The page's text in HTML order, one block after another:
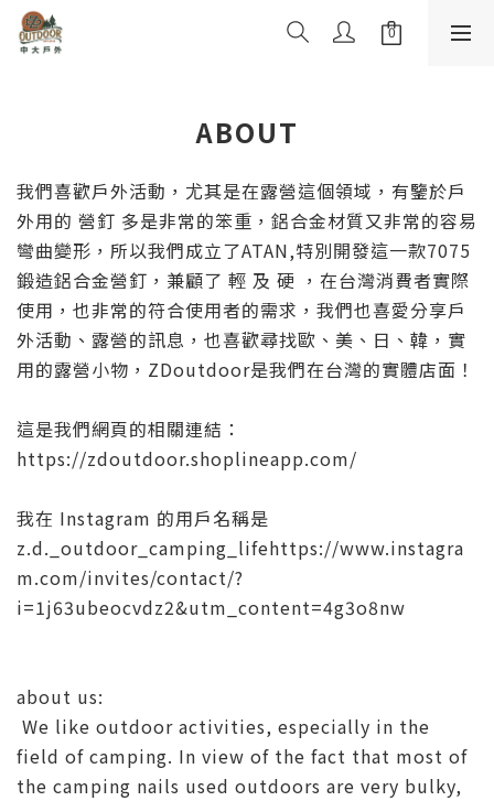
ABOUT
我們喜歡戶外活動，尤其是在露營這個領域，有鑒於戶
外用的 營釘 多是非常的笨重，鋁合金材質又非常的容易
彎曲變形，所以我們成立了ATAN,特別開發這一款7075
鍛造鋁合金營釘，兼顧了 輕 及 硬 ，在台灣消費者實際
使用，也非常的符合使用者的需求，我們也喜愛分享戶
外活動、露營的訊息，也喜歡尋找歐、美、日、韓，實
用的露營小物，ZDoutdoor是我們在台灣的實體店面！
這是我們網頁的相關連結：
https://zdoutdoor.shoplineapp.com/
我在 Instagram 的用戶名稱是
z.d._outdoor_camping_lifehttps://www.instagra
m.com/invites/contact/?
i=1j63ubeocvdz2&utm_content=4g3o8nw
about us:
We like outdoor activities, especially in the
field of camping. In view of the fact that most of
the camping nails used outdoors are very bulky,